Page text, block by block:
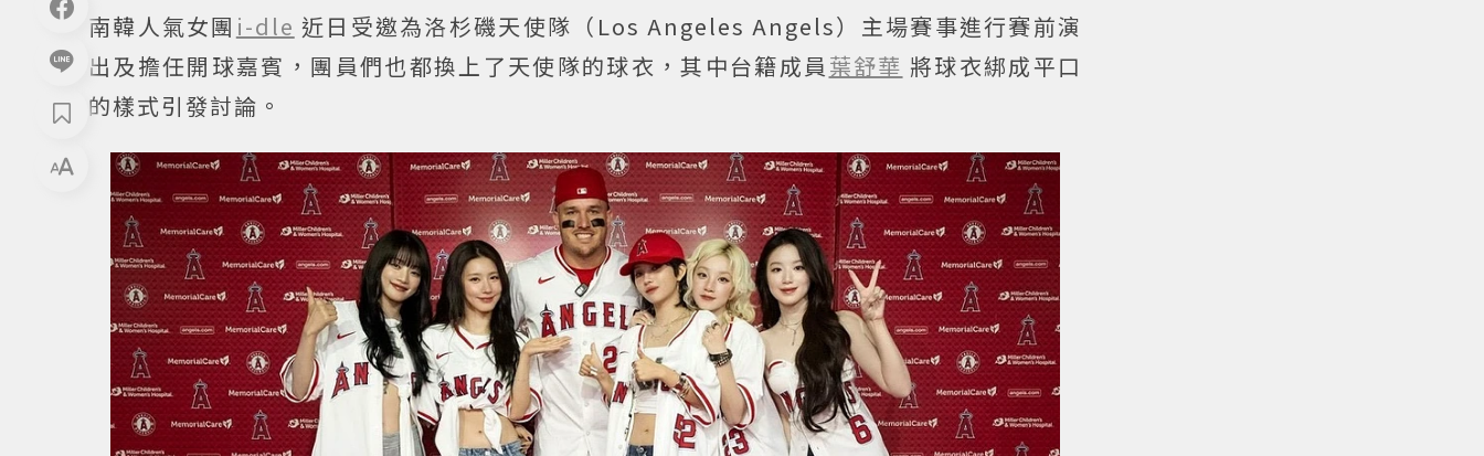
南韓人氣女團 i-dle 近日受邀為洛杉磯天使隊（Los Angeles Angels）主場賽事進行賽前演
出及擔任開球嘉賓，團員們也都換上了天使隊的球衣，其中台籍成員 葉舒華 將球衣綁成平口
的樣式引發討論。